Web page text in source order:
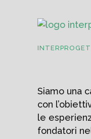
Siamo una
con
le
fondatori